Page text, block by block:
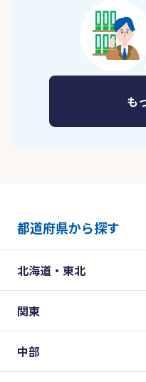
も
都道府県から探す
北海道・東北
関東
中部